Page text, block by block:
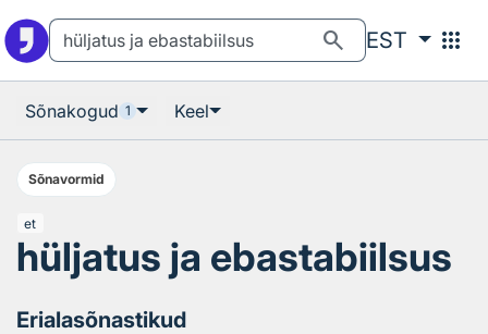
search EST apps
Sõnakogud 1 Keel
Sõnavormid
et
hüljatus ja ebastabiilsus
Erialasõnastikud